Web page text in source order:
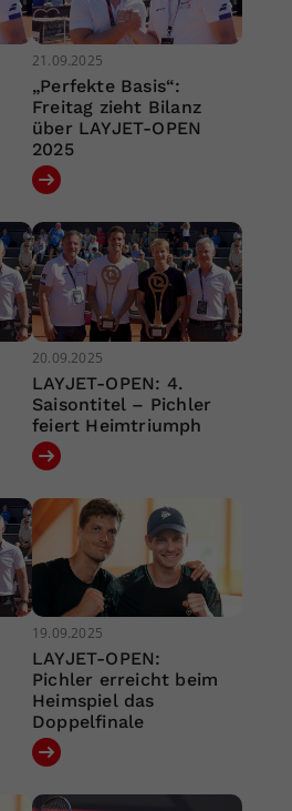
21.09.2025
„Perfekte Basis“:
Freitag zieht Bilanz
über LAYJET-OPEN
2025
20.09.2025
LAYJET-OPEN: 4.
Saisontitel – Pichler
feiert Heimtriumph
19.09.2025
LAYJET-OPEN:
Pichler erreicht beim
Heimspiel das
Doppelfinale